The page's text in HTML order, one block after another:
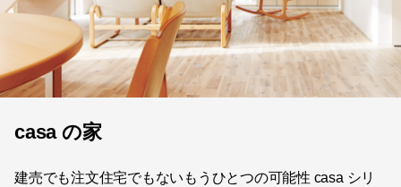
casa の家
建売でも注文住宅でもないもうひとつの可能性 casa シリ